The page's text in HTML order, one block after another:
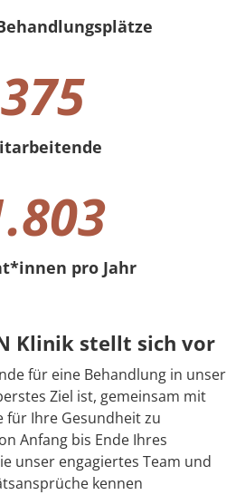
375
pro Jahr
Klinik stellt sich vor
für eine Behandlung in unser
Ziel ist, gemeinsam mit
für Ihre Gesundheit zu
Anfang bis Ende Ihres
unser engagiertes Team und
kennen